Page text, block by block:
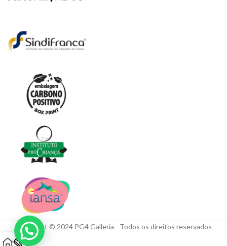
Copyright © 2024 PG4 Galleria - Todos os direitos reservados